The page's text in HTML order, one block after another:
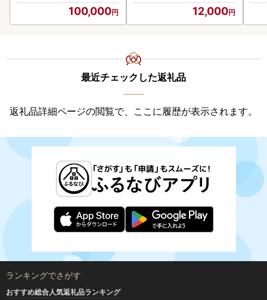
100,000 12,000
最近チェックした返礼品
返礼品詳細ページの閲覧で、ここに履歴が表示されます。
ランキングでさがす
おすすめ総合人気返礼品ランキング